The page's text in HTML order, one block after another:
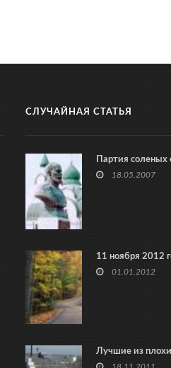
СЛУЧАЙНАЯ СТАТЬЯ
Партия соленых
18.05.2007
11 ноября 2012
01.01.2012
Лучшие из